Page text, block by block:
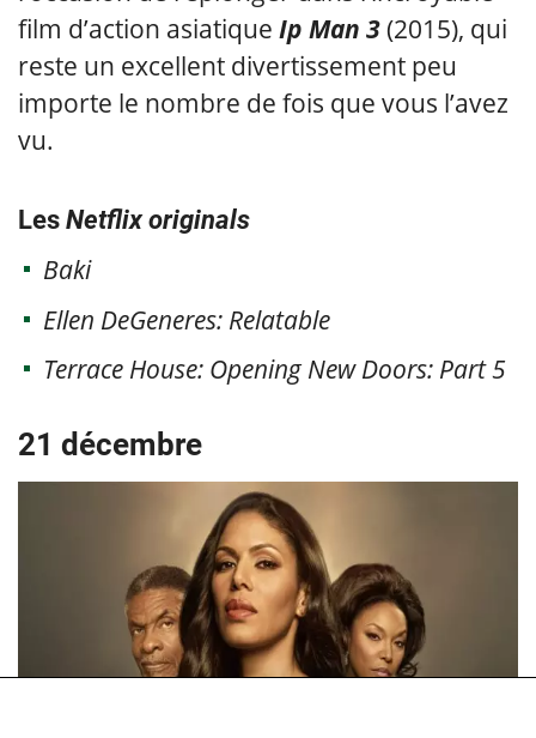
film d’action asiatique Ip Man 3(2015), qui
reste un excellent divertissement peu
importe le nombre de fois que vous l’avez
vu.
Les Netflix originals
Baki
Ellen DeGeneres: Relatable
Terrace House: Opening New Doors: Part 5
21 décembre